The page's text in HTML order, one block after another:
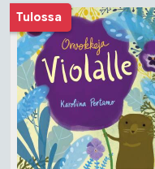
Tuoteluettelon alku
Tulossa